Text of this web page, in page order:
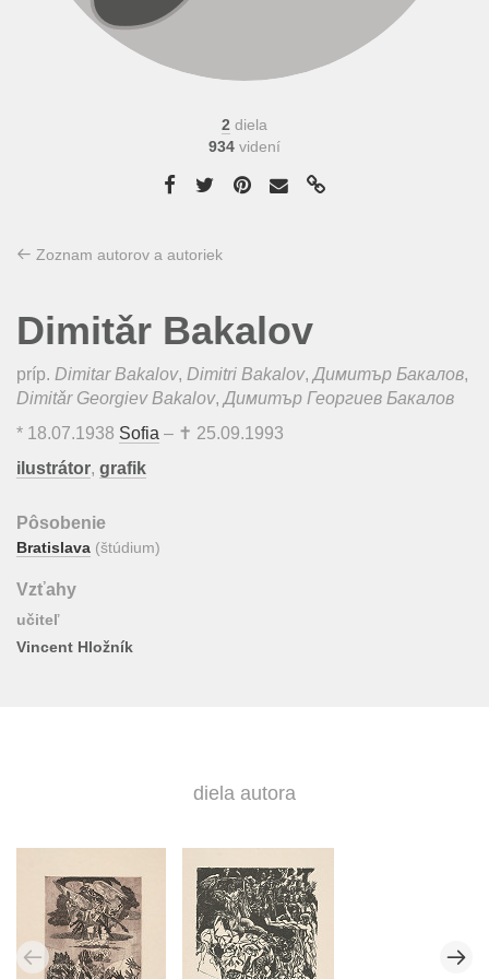
2 diela
934 videní
Zoznam autorov a autoriek
Dimitǎr Bakalov
príp. Dimitar Bakalov, Dimitri Bakalov, Димитър Бакалов,
Dimitǎr Georgiev Bakalov, Димитър Георгиев Бакалов
* 18.07.1938 Sofia – ✝ 25.09.1993
ilustrátor, grafik
Pôsobenie
Bratislava (štúdium)
Vzťahy
učiteľ
Vincent Hložník
diela autora